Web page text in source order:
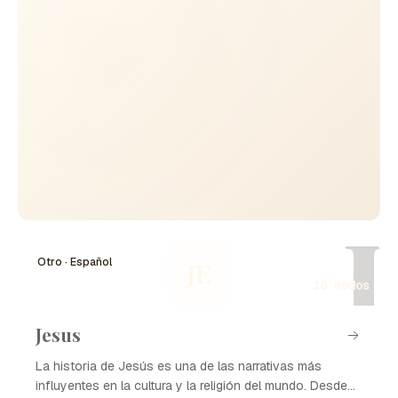
J
Otro · Español
16 nodos
Jesus
La historia de Jesús es una de las narrativas más
influyentes en la cultura y la religión del mundo. Desde